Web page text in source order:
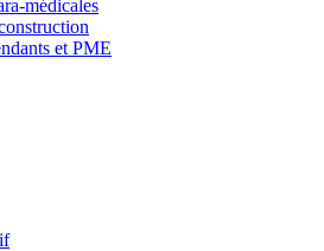
médicales
et PME